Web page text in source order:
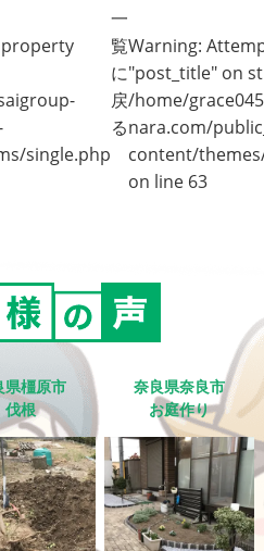
single.php
一
覧
に
戻
る
Warning:
"post_title" on
/home/
nara.com/
content/
on line 63
県橿原市
伐根
奈良県奈良市
お庭作り